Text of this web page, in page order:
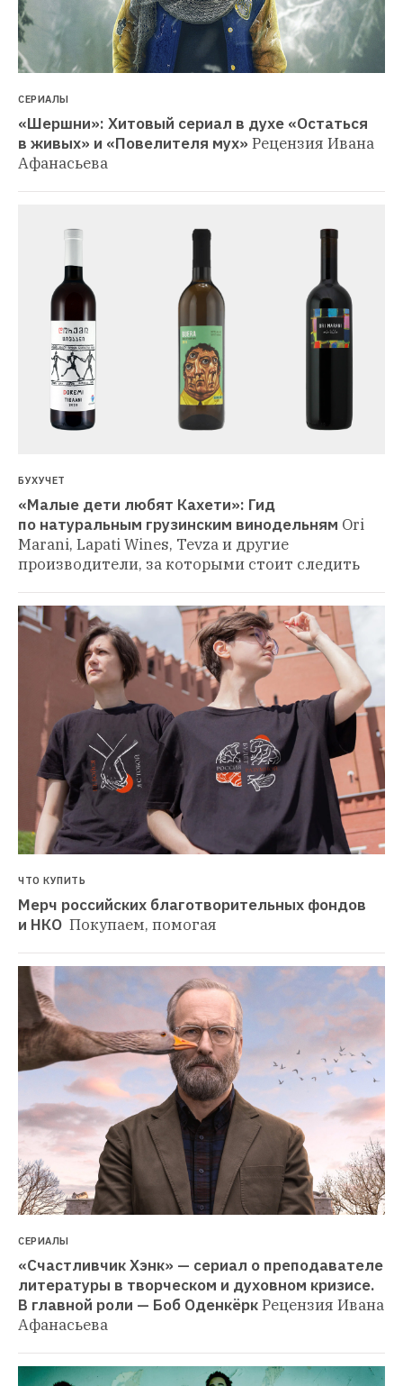
СЕРИАЛЫ
«Шершни»: Хитовый сериал в духе «Остаться
в живых» и «Повелителя мух» Рецензия Ивана
Афанасьева
БУХУЧЕТ
«Малые дети любят Кахети»: Гид
по натуральным грузинским винодельням Ori
Marani, Lapati Wines, Tevza и другие
производители, за которыми стоит следить
ЧТО КУПИТЬ
Мерч российских благотворительных фондов
и НКО Покупаем, помогая
СЕРИАЛЫ
«Счастливчик Хэнк» — сериал о преподавателе
литературы в творческом и духовном кризисе.
В главной роли — Боб ОденкёркРецензия Ивана
Афанасьева